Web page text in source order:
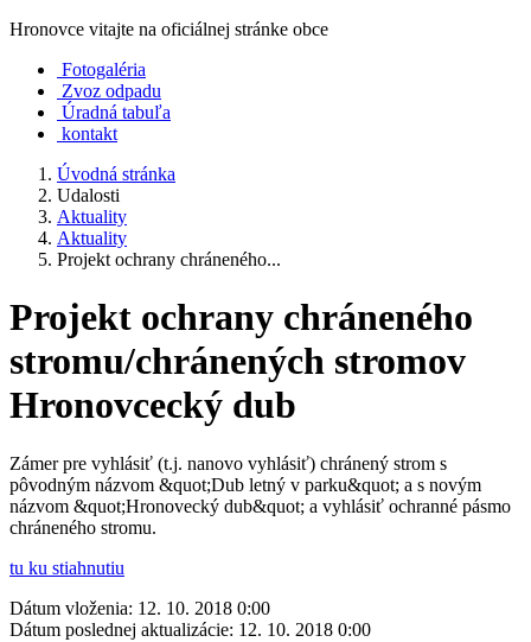
Hronovce vitajte na oficiálnej stránke obce
Fotogaléria
Zvoz odpadu
Úradná tabuľa
kontakt
Úvodná stránka
Udalosti
Aktuality
Aktuality
Projekt ochrany chráneného...
Projekt ochrany chráneného
stromu/chránených stromov
Hronovcecký dub
Zámer pre vyhlásiť (t.j. nanovo vyhlásiť) chránený strom s
pôvodným názvom &quot;Dub letný v parku&quot; a s novým
názvom &quot;Hronovecký dub&quot; a vyhlásiť ochranné pásmo
chráneného stromu.
tu ku stiahnutiu
Dátum vloženia: 12. 10. 2018 0:00
Dátum poslednej aktualizácie: 12. 10. 2018 0:00